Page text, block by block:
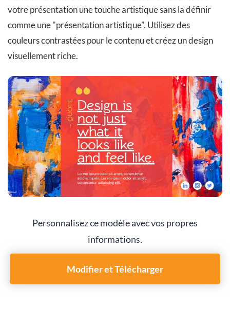
votre présentation une touche artistique sans la définir
comme une "présentation artistique". Utilisez des
couleurs contrastées pour le contenu et créez un design
visuellement riche.
Personnalisez ce modèle avec vos propres
informations.
Modifier et Télécharger